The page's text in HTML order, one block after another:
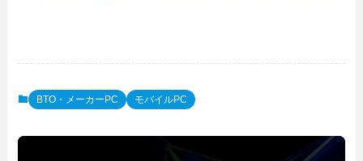
BTO・メーカーPC モバイルPC